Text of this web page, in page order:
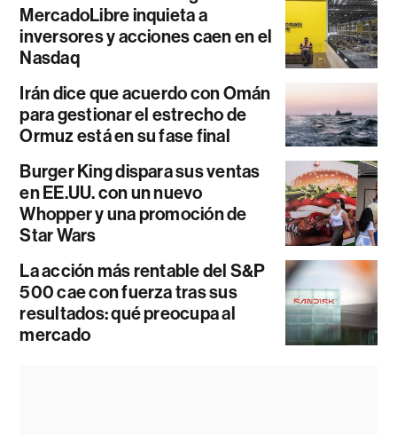
MercadoLibre inquieta a
inversores y acciones caen en el
Nasdaq
Irán dice que acuerdo con Omán
para gestionar el estrecho de
Ormuz está en su fase final
Burger King dispara sus ventas
en EE.UU. con un nuevo
Whopper y una promoción de
Star Wars
La acción más rentable del S&P
500 cae con fuerza tras sus
resultados: qué preocupa al
mercado